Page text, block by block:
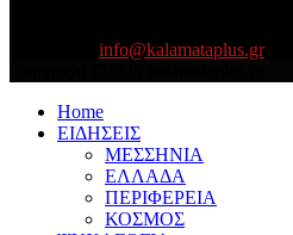
info@kalamataplus.gr
Home
ΕΙΔΗΣΕΙΣ
ΜΕΣΣΗΝΙΑ
ΕΛΛΑΔΑ
ΠΕΡΙΦΕΡΕΙΑ
ΚΟΣΜΟΣ